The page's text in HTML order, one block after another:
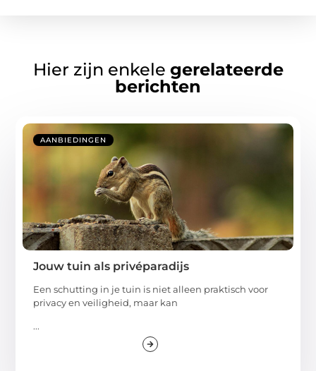
Hier zijn enkele gerelateerde
berichten
AANBIEDINGEN
Jouw tuin als privéparadijs
Een schutting in je tuin is niet alleen praktisch voor
privacy en veiligheid, maar kan
...